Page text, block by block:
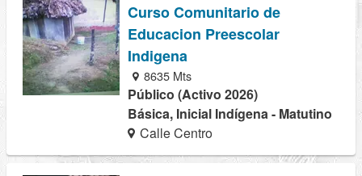
Curso Comunitario de
Educacion Preescolar
Indigena
8635 Mts
Público (Activo 2026)
Básica, Inicial Indígena - Matutino
Calle Centro